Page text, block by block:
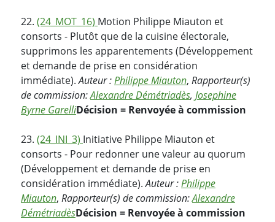
22. (24_MOT_16) Motion Philippe Miauton et
consorts - Plutôt que de la cuisine électorale,
supprimons les apparentements (Développement
et demande de prise en considération
immédiate).Auteur :Philippe Miauton, Rapporteur(s)
de commission:Alexandre Démétriadès, Josephine
Byrne GarelliDécision = Renvoyée à commission
23. (24_INI_3) Initiative Philippe Miauton et
consorts - Pour redonner une valeur au quorum
(Développement et demande de prise en
considération immédiate).Auteur :Philippe
Miauton, Rapporteur(s) de commission:Alexandre
DémétriadèsDécision = Renvoyée à commission